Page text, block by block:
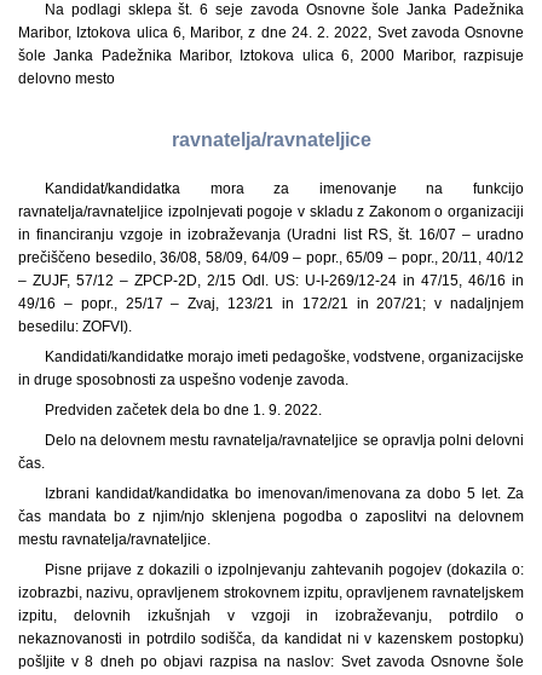
Na podlagi sklepa št. 6 seje zavoda Osnovne šole Janka Padežnika
Maribor, Iztokova ulica 6, Maribor, z dne 24. 2. 2022, Svet zavoda Osnovne
šole Janka Padežnika Maribor, Iztokova ulica 6, 2000 Maribor, razpisuje
delovno mesto
ravnatelja/ravnateljice
Kandidat/kandidatka mora za imenovanje na funkcijo
ravnatelja/ravnateljice izpolnjevati pogoje v skladu z Zakonom o organizaciji
in financiranju vzgoje in izobraževanja (Uradni list RS, št. 16/07 – uradno
prečiščeno besedilo, 36/08, 58/09, 64/09 – popr., 65/09 – popr., 20/11, 40/12
– ZUJF, 57/12 – ZPCP-2D, 2/15 Odl. US: U-I-269/12-24 in 47/15, 46/16 in
49/16 – popr., 25/17 – Zvaj, 123/21 in 172/21 in 207/21; v nadaljnjem
besedilu: ZOFVI).
Kandidati/kandidatke morajo imeti pedagoške, vodstvene, organizacijske
in druge sposobnosti za uspešno vodenje zavoda.
Predviden začetek dela bo dne 1. 9. 2022.
Delo na delovnem mestu ravnatelja/ravnateljice se opravlja polni delovni
čas.
Izbrani kandidat/kandidatka bo imenovan/imenovana za dobo 5 let. Za
čas mandata bo z njim/njo sklenjena pogodba o zaposlitvi na delovnem
mestu ravnatelja/ravnateljice.
Pisne prijave z dokazili o izpolnjevanju zahtevanih pogojev (dokazila o:
izobrazbi, nazivu, opravljenem strokovnem izpitu, opravljenem ravnateljskem
izpitu, delovnih izkušnjah v vzgoji in izobraževanju, potrdilo o
nekaznovanosti in potrdilo sodišča, da kandidat ni v kazenskem postopku)
pošljite v 8 dneh po objavi razpisa na naslov: Svet zavoda Osnovne šole